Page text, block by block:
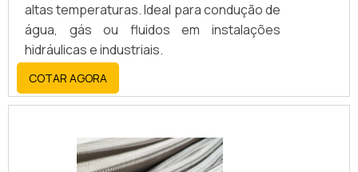
altas temperaturas. Ideal para condução de
água, gás ou fluidos em instalações
hidráulicas e industriais.
COTAR AGORA